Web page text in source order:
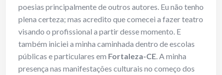
poesias principalmente de outros autores. Eu não tenho
plena certeza; mas acredito que comecei a fazer teatro
visando o profissional a partir desse momento. E
também iniciei a minha caminhada dentro de escolas
públicas e particulares em Fortaleza-CE. A minha
presença nas manifestações culturais no começo dos